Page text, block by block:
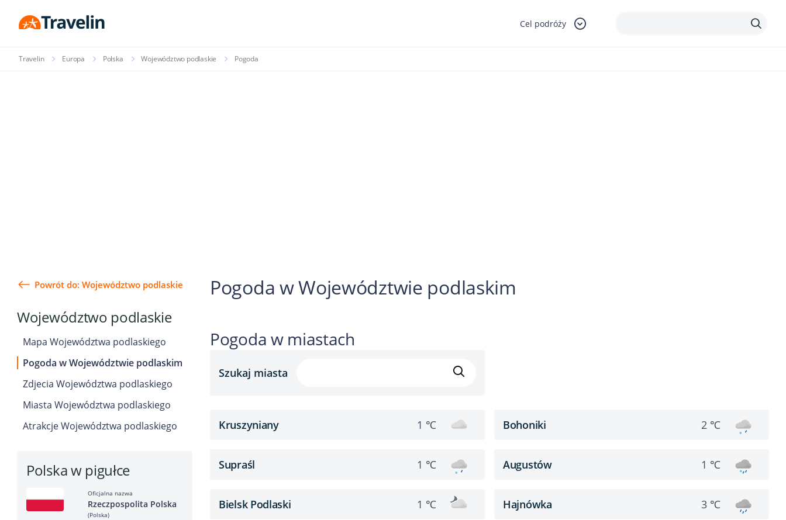
Cel podróży
Travelin Europa Polska Województwo podlaskie Pogoda
Powrót do: Województwo podlaskie
Województwo podlaskie
Mapa Województwa podlaskiego
Pogoda w Województwie podlaskim
Zdjecia Województwa podlaskiego
Miasta Województwa podlaskiego
Atrakcje Województwa podlaskiego
Polska w pigułce
Oficjalna nazwa
Rzeczpospolita Polska
(Polska)
Pogoda w Województwie podlaskim
Pogoda w miastach
Szukaj miasta
Kruszyniany 1 ℃ Bohoniki 2 ℃
Supraśl 1 ℃ Augustów 1 ℃
Bielsk Podlaski 1 ℃ Hajnówka 3 ℃